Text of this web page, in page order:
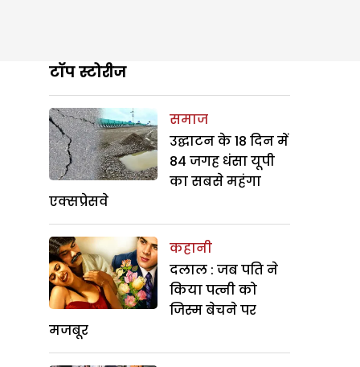
टॉप स्टोरीज
समाज
उद्घाटन के 18 दिन में
84 जगह धंसा यूपी
का सबसे महंगा
एक्सप्रेसवे
कहानी
दलाल : जब पति ने
किया पत्नी को
जिस्म बेचने पर
मजबूर